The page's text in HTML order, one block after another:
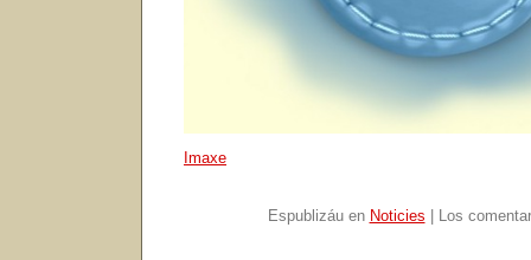
Imaxe
Espublizáu en Noticies Los